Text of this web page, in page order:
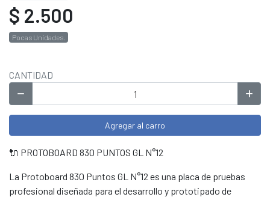
$ 2.500
Pocas Unidades.
CANTIDAD
Agregar al carro
🔌 PROTOBOARD 830 PUNTOS GL N°12
La Protoboard 830 Puntos GL N°12 es una placa de pruebas
profesional diseñada para el desarrollo y prototipado de